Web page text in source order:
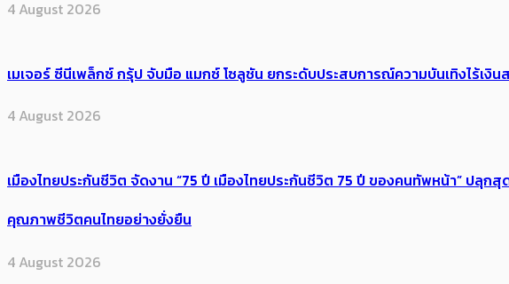
4 August 2026
เมเจอร์ ซีนีเพล็กซ์ กรุ้ป จับมือ แมกซ์ โซลูชัน ยกระดับประสบการณ์ความบันเทิงไร้เ
4 August 2026
เมืองไทยประกันชีวิต จัดงาน “75 ปี เมืองไทยประกันชีวิต 75 ปี ของคนทัพหน้า” ป
คุณภาพชีวิตคนไทยอย่างยั่งยืน
4 August 2026